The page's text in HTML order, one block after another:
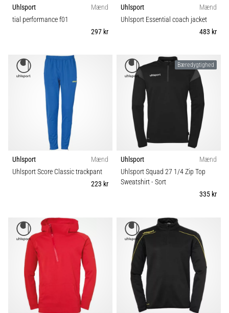
Uhlsport
Mænd
tial performance f01
297 kr
Uhlsport
Mænd
Uhlsport Essential coach jacket
483 kr
Uhlsport
Mænd
Uhlsport Score Classic trackpant
223 kr
Bæredygtighed
Uhlsport
Mænd
Uhlsport Squad 27 1/4 Zip Top
Sweatshirt- Sort
335 kr